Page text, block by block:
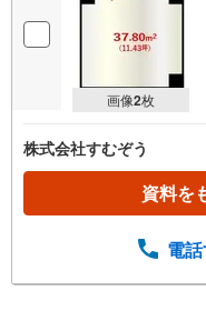
画像2枚
株式会社すむぞう
資料を
電